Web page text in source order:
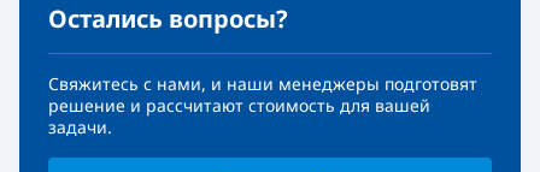
Остались вопросы?
Свяжитесь с нами, и наши менеджеры подготовят
решение и рассчитают стоимость для вашей
задачи.